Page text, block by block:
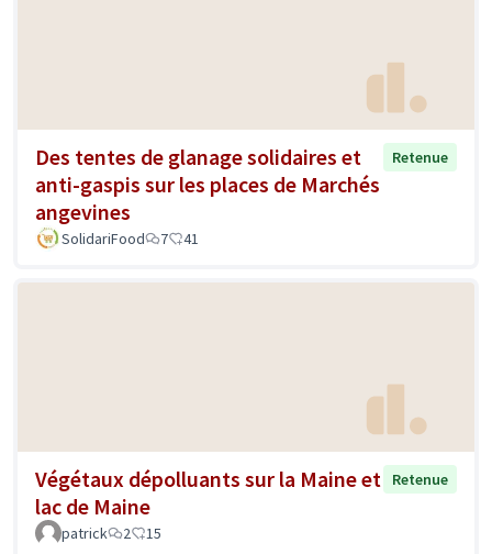
Des tentes de glanage solidaires et
anti-gaspis sur les places de Marchés
angevines
Retenue
SolidariFood 7 41
Végétaux dépolluants sur la Maine et
lac de Maine
Retenue
patrick 2 15